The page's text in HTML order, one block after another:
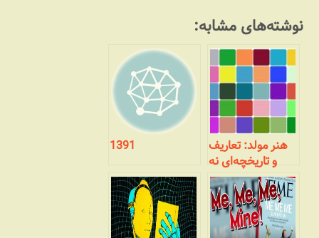
نوشته‌های مشابه:
هنر مولد: تعاریف
و تاریخچه‌ای نه
چندان مختصر
1391